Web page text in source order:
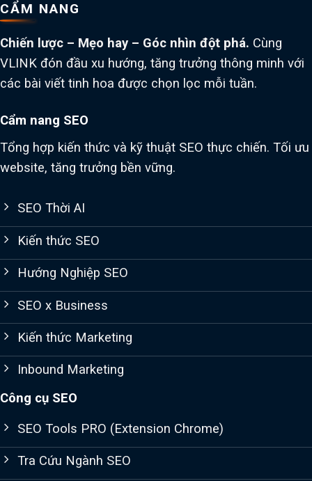
CẨM NANG
Chiến lược – Mẹo hay – Góc nhìn đột phá. Cùng
VLINK đón đầu xu hướng, tăng trưởng thông minh với
các bài viết tinh hoa được chọn lọc mỗi tuần.
Cẩm nang SEO
Tổng hợp kiến thức và kỹ thuật SEO thực chiến. Tối ưu
website, tăng trưởng bền vững.
SEO Thời AI
Kiến thức SEO
Hướng Nghiệp SEO
SEO x Business
Kiến thức Marketing
Inbound Marketing
Công cụ SEO
SEO Tools PRO (Extension Chrome)
Tra Cứu Ngành SEO